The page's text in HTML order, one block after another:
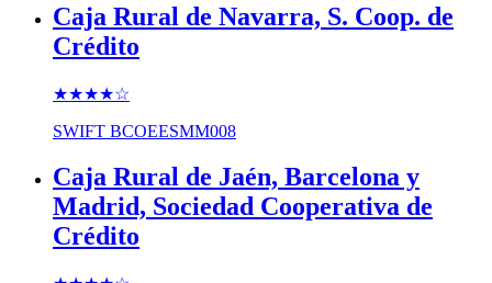
Caja Rural de Navarra, S. Coop. de
Crédito
★★★★☆
SWIFT BCOEESMM008
Caja Rural de Jaén, Barcelona y
Madrid, Sociedad Cooperativa de
Crédito